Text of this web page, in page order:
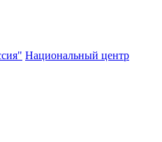
Национальный центр